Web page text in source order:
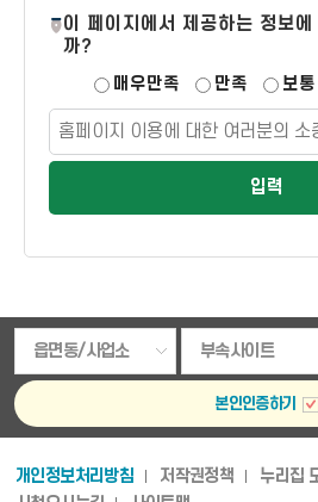
페
이
족
도
이 페이지에서 제공하는 정보에
까?
매우만족 만족 보통
페
이
만
족
도
읍면동/사업소 부속사이트
본인인증하기
개인정보처리방침 저작권정책 누리집